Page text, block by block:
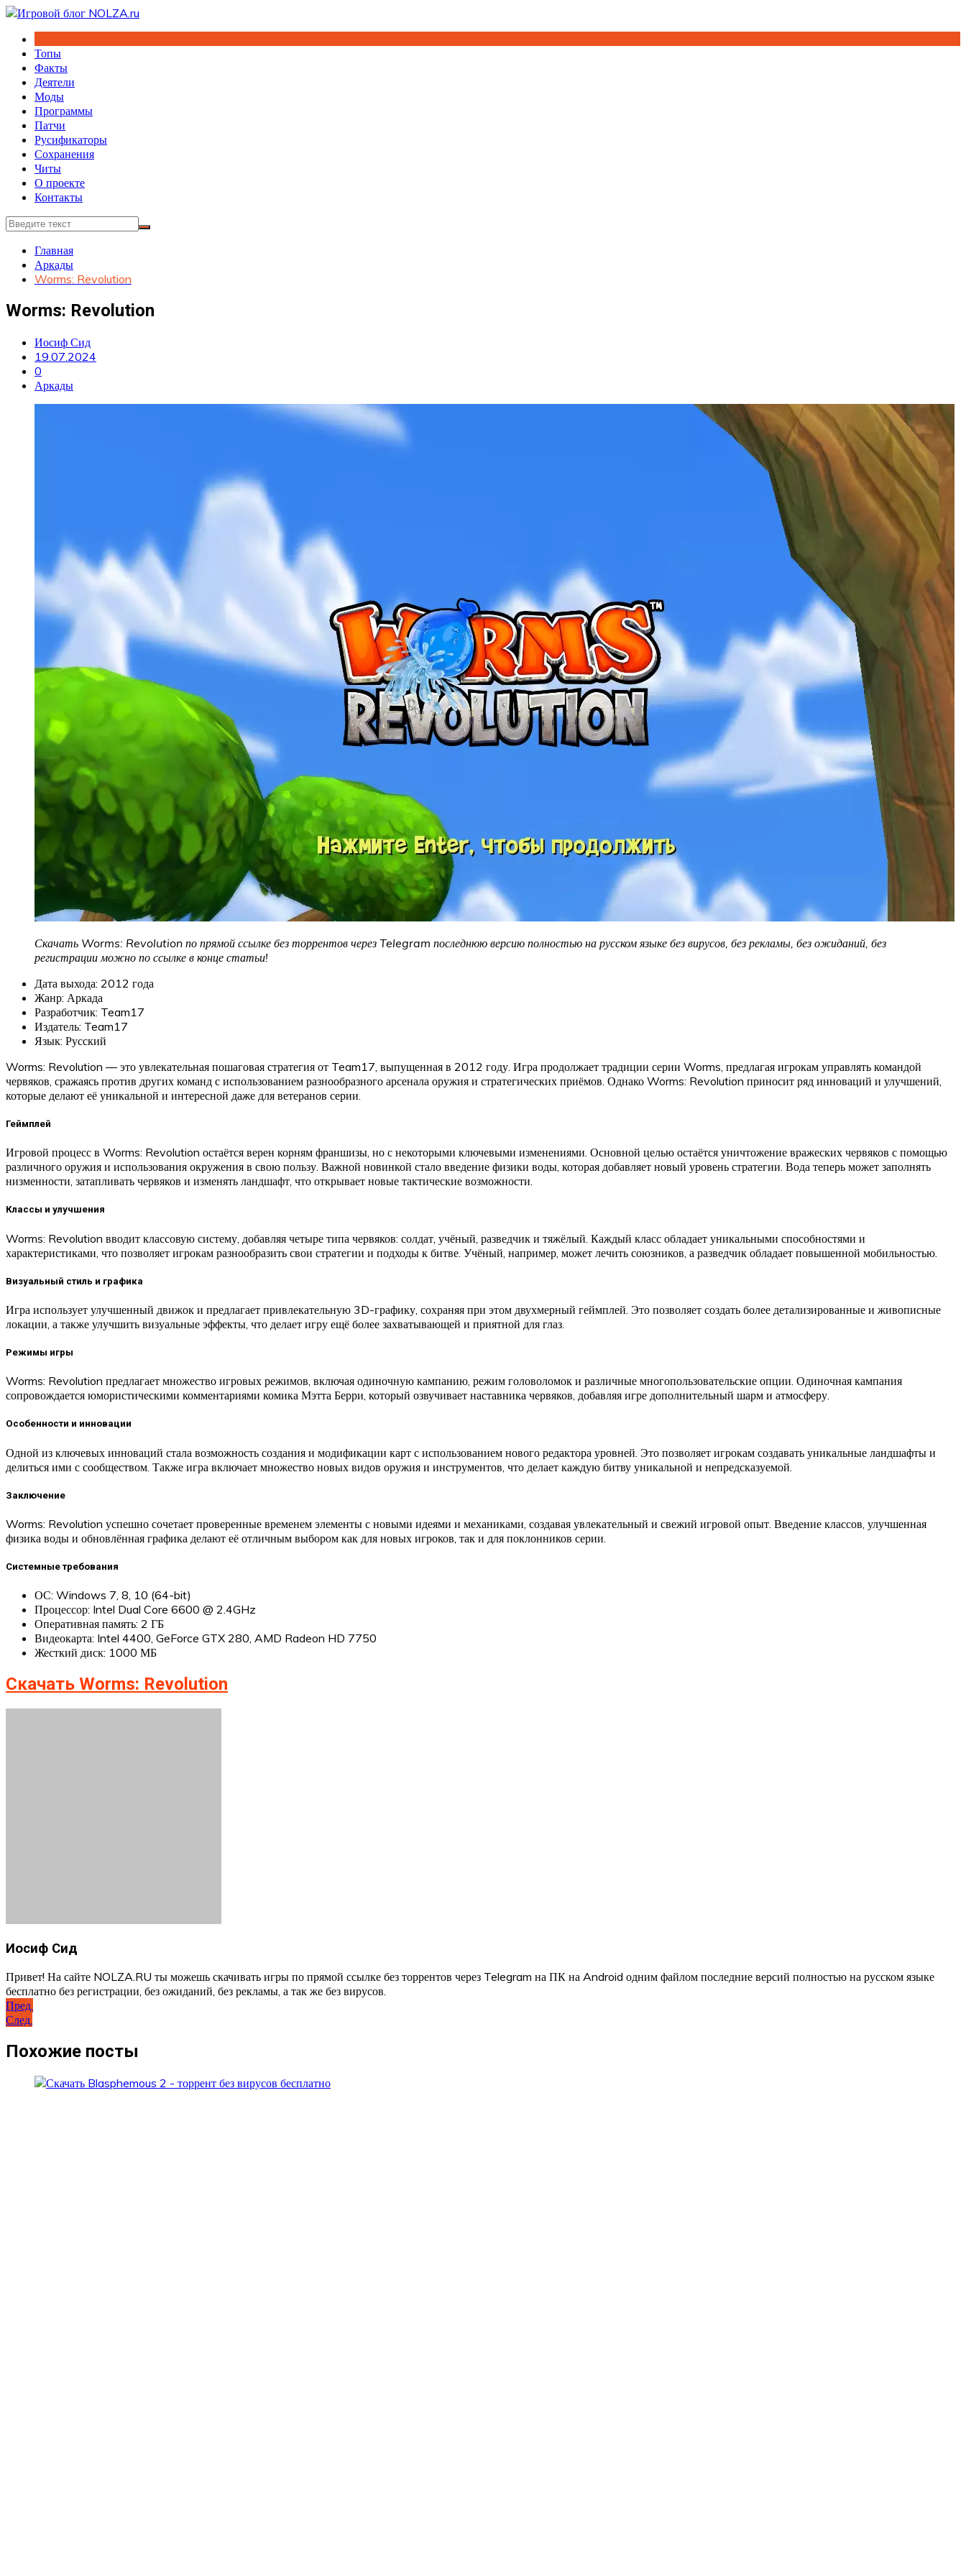
Перейти
содержимому
Топы
Факты
Деятели
Моды
Программы
Патчи
Русификаторы
Сохранения
Читы
О проекте
Контакты
Главная
Аркады
Worms: Revolution
Worms: Revolution
Иосиф Сид
19.07.2024
0
Аркады
Скачать Worms: Revolution по прямой ссылке без торрентов через Telegram последнюю версию полностью на русском языке без вирусов, без рекламы, без ожиданий, без
регистрации можно по ссылке в конце статьи!
Дата выхода: 2012 года
Жанр: Аркада
Разработчик: Team17
Издатель: Team17
Язык: Русский
Worms: Revolution — это увлекательная пошаговая стратегия от Team17, выпущенная в 2012 году. Игра продолжает традиции серии Worms, предлагая игрокам управлять командой
червяков, сражаясь против других команд с использованием разнообразного арсенала оружия и стратегических приёмов. Однако Worms: Revolution приносит ряд инноваций и улучшений,
которые делают её уникальной и интересной даже для ветеранов серии.
Геймплей
Игровой процесс в Worms: Revolution остаётся верен корням франшизы, но с некоторыми ключевыми изменениями. Основной целью остаётся уничтожение вражеских червяков с помощью
различного оружия и использования окружения в свою пользу. Важной новинкой стало введение физики воды, которая добавляет новый уровень стратегии. Вода теперь может заполнять
низменности, затапливать червяков и изменять ландшафт, что открывает новые тактические возможности.
Классы и улучшения
Worms: Revolution вводит классовую систему, добавляя четыре типа червяков: солдат, учёный, разведчик и тяжёлый. Каждый класс обладает уникальными способностями и
характеристиками, что позволяет игрокам разнообразить свои стратегии и подходы к битве. Учёный, например, может лечить союзников, а разведчик обладает повышенной мобильностью.
Визуальный стиль и графика
Игра использует улучшенный движок и предлагает привлекательную 3D-графику, сохраняя при этом двухмерный геймплей. Это позволяет создать более детализированные и живописные
локации, а также улучшить визуальные эффекты, что делает игру ещё более захватывающей и приятной для глаз.
Режимы игры
Worms: Revolution предлагает множество игровых режимов, включая одиночную кампанию, режим головоломок и различные многопользовательские опции. Одиночная кампания
сопровождается юмористическими комментариями комика Мэтта Берри, который озвучивает наставника червяков, добавляя игре дополнительный шарм и атмосферу.
Особенности и инновации
Одной из ключевых инноваций стала возможность создания и модификации карт с использованием нового редактора уровней. Это позволяет игрокам создавать уникальные ландшафты и
делиться ими с сообществом. Также игра включает множество новых видов оружия и инструментов, что делает каждую битву уникальной и непредсказуемой.
Заключение
Worms: Revolution успешно сочетает проверенные временем элементы с новыми идеями и механиками, создавая увлекательный и свежий игровой опыт. Введение классов, улучшенная
физика воды и обновлённая графика делают её отличным выбором как для новых игроков, так и для поклонников серии.
Системные требования
ОС: Windows 7, 8, 10 (64-bit)
Процессор: Intel Dual Core 6600 @ 2.4GHz
Оперативная память: 2 ГБ
Видеокарта: Intel 4400, GeForce GTX 280, AMD Radeon HD 7750
Жесткий диск: 1000 МБ
Скачать Worms: Revolution
Иосиф Сид
Привет! На сайте NOLZA.RU ты можешь скачивать игры по прямой ссылке без торрентов через Telegram на ПК на Android одним файлом последние версий полностью на русском языке
бесплатно без регистрации, без ожиданий, без рекламы, а так же без вирусов.
Навигация
по
записям
Пред.
След.
Похожие посты